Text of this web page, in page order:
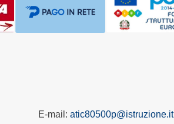
E-mail: atic80500p@istruzione.it